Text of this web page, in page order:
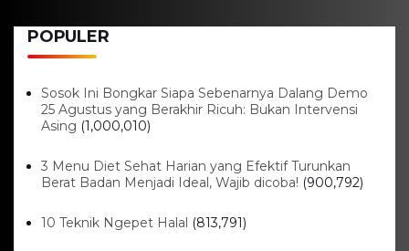
POPULER
Sosok Ini Bongkar Siapa Sebenarnya Dalang Demo
25 Agustus yang Berakhir Ricuh: Bukan Intervensi
Asing (1,000,010)
3 Menu Diet Sehat Harian yang Efektif Turunkan
Berat Badan Menjadi Ideal, Wajib dicoba! (900,792)
10 Teknik Ngepet Halal (813,791)